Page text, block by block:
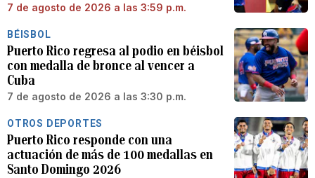
7 de agosto de 2026 a las 3:59 p.m.
BÉISBOL
Puerto Rico regresa al podio en béisbol
con medalla de bronce al vencer a
Cuba
7 de agosto de 2026 a las 3:30 p.m.
OTROS DEPORTES
Puerto Rico responde con una
actuación de más de 100 medallas en
Santo Domingo 2026